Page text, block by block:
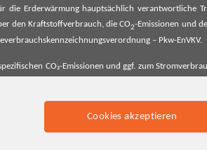
Cookies akzeptieren
die Erderwärmung hauptsächlich verantwortliche
den Kraftstoffverbrauch, die CO2-Emissionen und
– Pkw-EnVKV.
CO₂-Emissionen und ggf. zum